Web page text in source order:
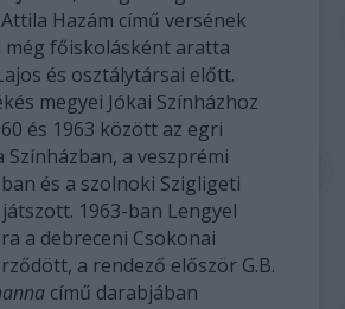
Hazám című versének
még főiskolásként aratta
és osztálytársai előtt.
megyei Jókai Színházhoz
és 1963 között az egri
Színházban, a veszprémi
és a szolnoki Szigligeti
1963-ban Lengyel
a debreceni Csokonai
a rendező először G.B.
című darabjában